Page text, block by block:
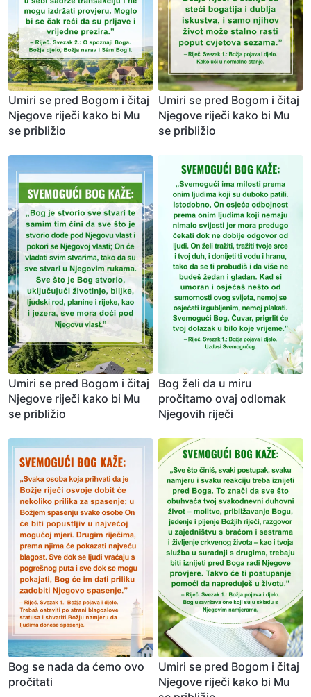
Umiri se pred Bogom i čitaj
Njegove riječi kako bi Mu
se približio
Umiri se pred Bogom i čitaj
Njegove riječi kako bi Mu
se približio
Umiri se pred Bogom i čitaj
Njegove riječi kako bi Mu
se približio
Bog želi da u miru
pročitamo ovaj odlomak
Njegovih riječi
Bog se nada da ćemo ovo
pročitati
Umiri se pred Bogom i čitaj
Njegove riječi kako bi Mu